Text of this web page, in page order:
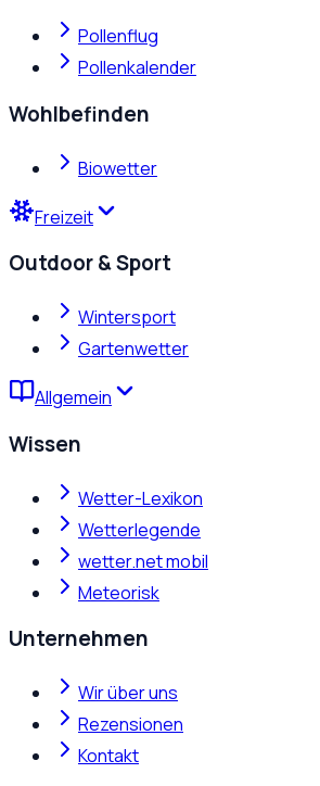
Pollenflug
Pollenkalender
Wohlbefinden
Biowetter
Freizeit
Outdoor & Sport
Wintersport
Gartenwetter
Allgemein
Wissen
Wetter-Lexikon
Wetterlegende
wetter.net mobil
Meteorisk
Unternehmen
Wir über uns
Rezensionen
Kontakt